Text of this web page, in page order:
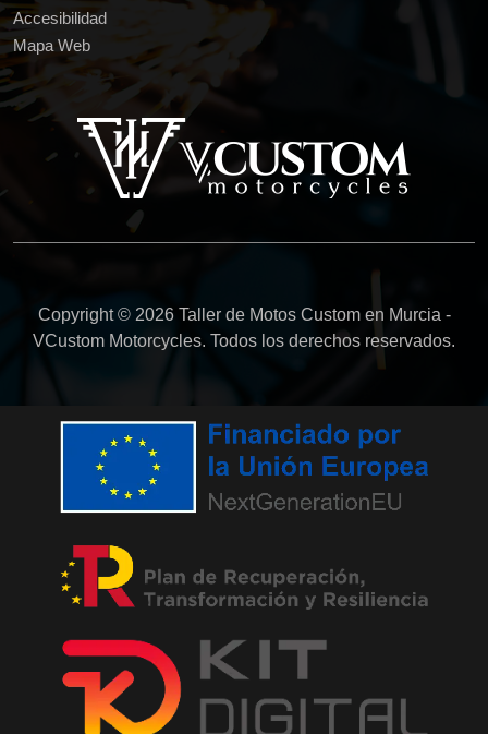
Accesibilidad
Mapa Web
Copyright © 2026 Taller de Motos Custom en Murcia -
VCustom Motorcycles. Todos los derechos reservados.